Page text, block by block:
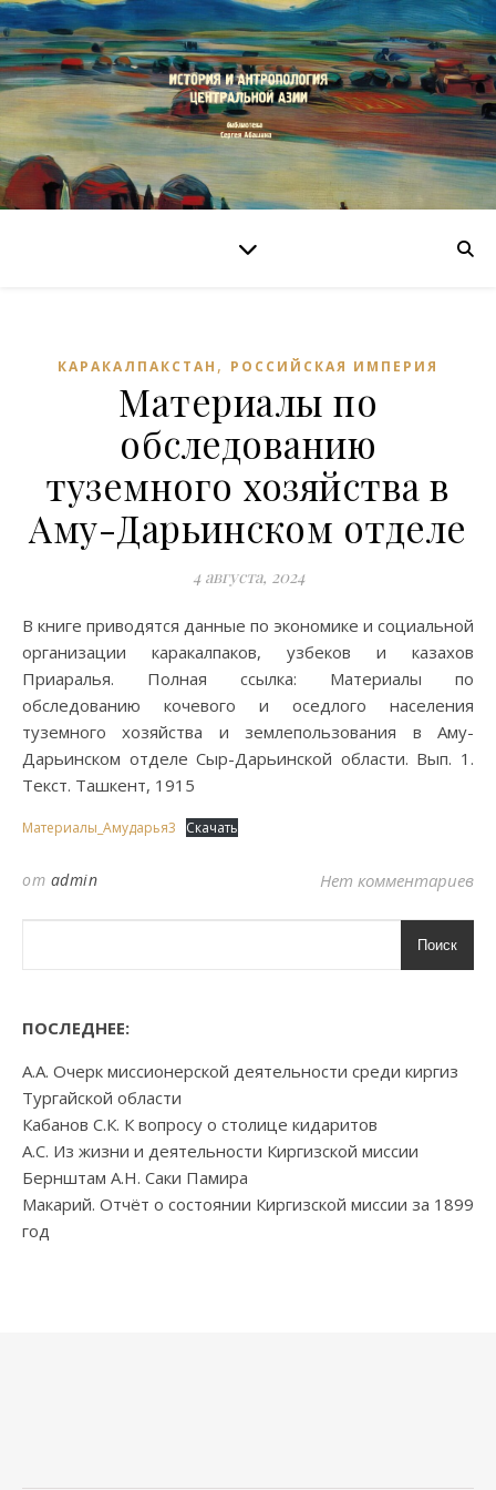
КАРАКАЛПАКСТАН , РОССИЙСКАЯ ИМПЕРИЯ
Материалы по
обследованию
туземного хозяйства в
Аму-Дарьинском отделе
4 августа, 2024
В книге приводятся данные по экономике и социальной
организации каракалпаков, узбеков и казахов
Приаралья. Полная ссылка: Материалы по
обследованию кочевого и оседлого населения
туземного хозяйства и землепользования в Аму-
Дарьинском отделе Сыр-Дарьинской области. Вып. 1.
Текст. Ташкент, 1915
Материалы_Амударья3 Скачать
от admin Нет комментариев
Поиск
ПОСЛЕДНЕЕ:
А.А. Очерк миссионерской деятельности среди киргиз
Тургайской области
Кабанов С.К. К вопросу о столице кидаритов
А.С. Из жизни и деятельности Киргизской миссии
Бернштам А.Н. Саки Памира
Макарий. Отчёт о состоянии Киргизской миссии за 1899
год